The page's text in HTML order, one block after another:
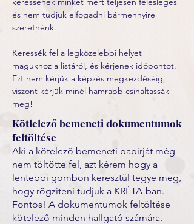
és nem tudjuk elfogadni bármennyire
szeretnénk.
Keressék fel a legközelebbi helyet
magukhoz a listáról, és kérjenek időpontot.
Ezt nem kérjük a képzés megkezdéséig,
viszont kérjük minél hamrabb csináltassák
meg!
Kötlelező bemeneti dokumentumok
feltöltése
Aki a kötelező bemeneti papírját még
nem töltötte fel, azt kérem hogy a
lentebbi gombon keresztül tegye meg,
hogy rögzíteni tudjuk a KRÉTA-ban.
Fontos! A dokumentumok feltöltése
kötelező minden hallgató számára.